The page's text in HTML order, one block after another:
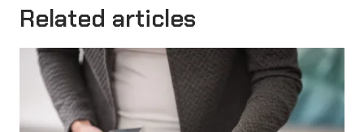
Related articles